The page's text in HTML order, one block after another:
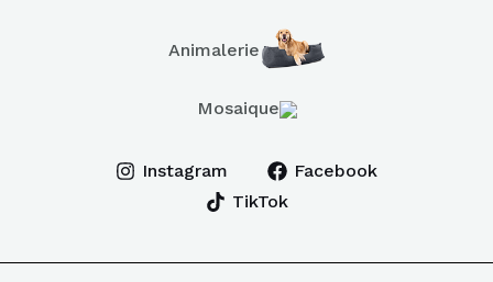
Animalerie
Mosaique
Instagram
Facebook
TikTok